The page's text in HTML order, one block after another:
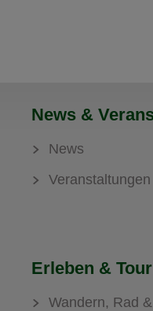
News &
News
Veranstaltungen
Erleben &
Wandern, Rad